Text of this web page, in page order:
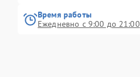
Время работы
Ежедневно с 9:00 до 21:00